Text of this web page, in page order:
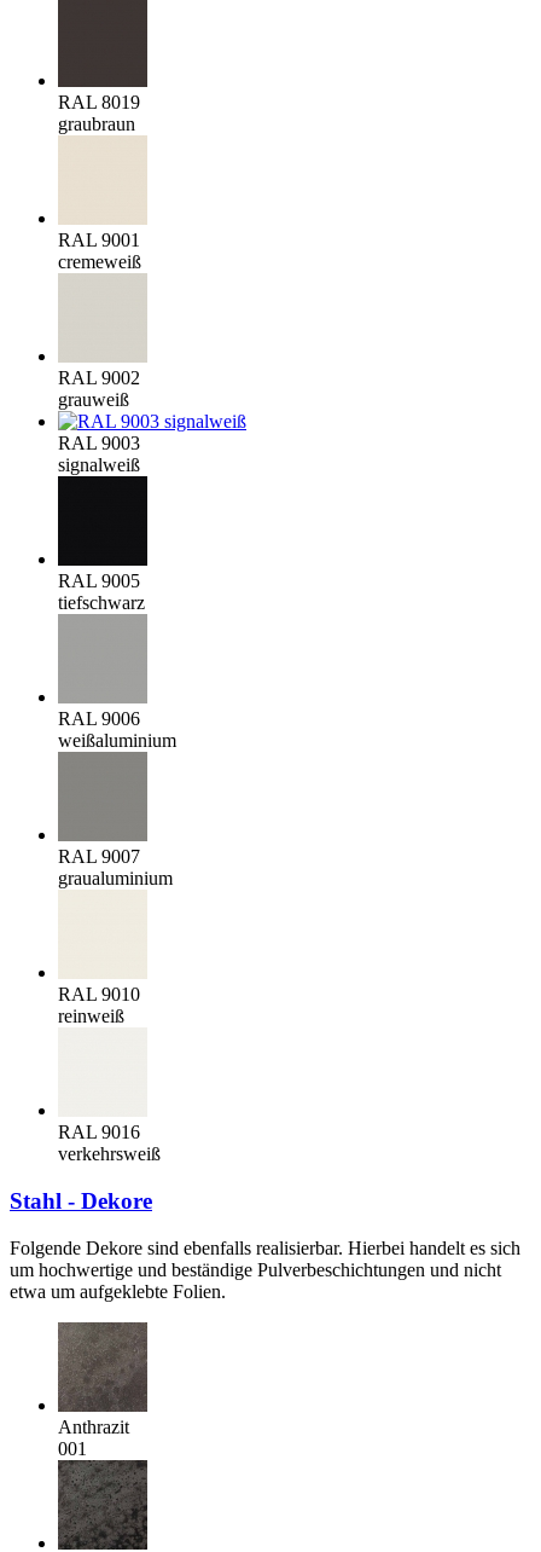
RAL 8019
graubraun
RAL 9001
cremeweiß
RAL 9002
grauweiß
RAL 9003
signalweiß
RAL 9005
tiefschwarz
RAL 9006
weißaluminium
RAL 9007
graualuminium
RAL 9010
reinweiß
RAL 9016
verkehrsweiß
Stahl - Dekore
Folgende Dekore sind ebenfalls realisierbar. Hierbei handelt es sich
um hochwertige und beständige Pulverbeschichtungen und nicht
etwa um aufgeklebte Folien.
Anthrazit
001